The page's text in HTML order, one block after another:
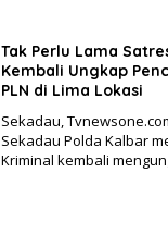
Tak Perlu Lama
Kembali Ungkap
PLN di Lima Lokasi
Sekadau,
Sekadau Polda Kalbar
Kriminal kembali